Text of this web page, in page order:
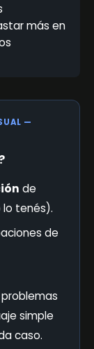
más en
—
de
lo tenés).
de
simple
caso.